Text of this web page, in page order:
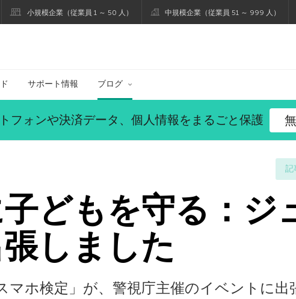
小規模企業（従業員 1 ～ 50 人） 中規模企業（従業員 51 ～ 999 人）
サポート情報 ブログ
フォンや決済データ、個人情報をまるごと保護
どもを守る：ジ
しました
ホ検定」が、警視庁主催のイベントに出